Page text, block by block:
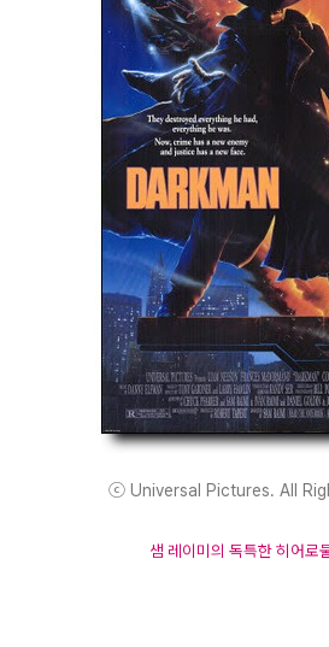
ⓒ Universal Pictures. All
샘 레이미의 독특한 히어로